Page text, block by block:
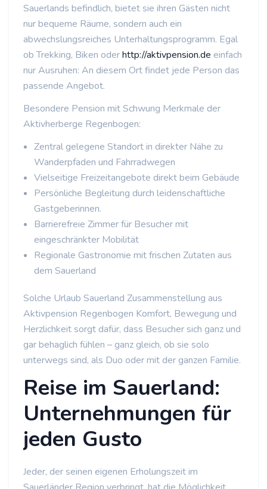
Sauerlands befindlich, bietet sie ihren Gästen nicht
nur bequeme Räume, sondern auch ein
abwechslungsreiches Unterhaltungsprogramm. Egal
ob Trekking, Biken oderhttp://aktivpension.de einfach
nur Ausruhen: An diesem Ort findet jede Person das
passende Angebot.
Besondere Pension mit Schwung Merkmale der
Aktivherberge Regenbogen:
Zentral gelegene Standort in direkter Nähe zu
Wanderpfaden und Fahrradwegen
Vielseitige Freizeitangebote direkt beim Gebäude
Persönliche Begleitung durch leidenschaftliche
Gastgeberinnen.
Barrierefreie Zimmer für Besucher mit
eingeschränkter Mobilität
Regionale Gastronomie mit frischen Zutaten aus
dem Sauerland
Solche Urlaub Sauerland Zusammenstellung aus
Aktivpension Regenbogen Komfort, Bewegung und
Herzlichkeit sorgt dafür, dass Besucher sich ganz und
gar behaglich fühlen – ganz gleich, ob sie solo
unterwegs sind, als Duo oder mit der ganzen Familie.
Reise im Sauerland:
Unternehmungen für
jeden Gusto
Jeder, der seinen eigenen Erholungszeit im